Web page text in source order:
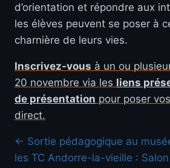
d’orientation et répondre aux
les élèves peuvent se poser à
charnière de leurs vies.
Inscrivez-vous à un ou
20 novembre via les liens
de présentation pour poser
direct.
← Sortie pédagogique au
les TC Andorre-la-vieille :